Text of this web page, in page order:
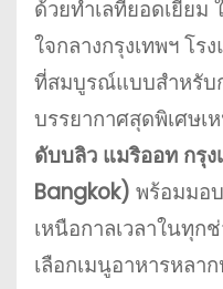
ด้วยทำเลที่ยอดเยี่ยม
ใจกลางกรุงเทพฯ โ
ที่สมบูรณ์แบบสำหรับ
บรรยากาศสุดพิเศษ
ดับบลิว แมริออท กรุ
Bangkok) พร้อมมอ
เหนือกาลเวลาในทุก
เลือกเมนูอาหารหลา